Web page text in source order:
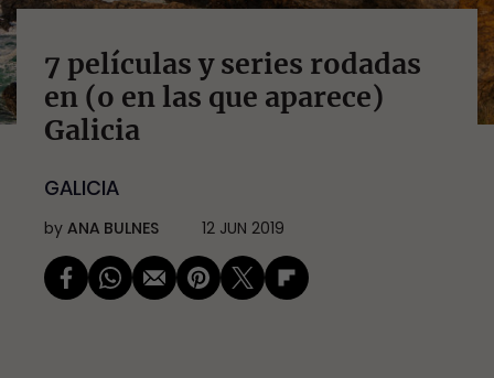
7 películas y series rodadas
en (o en las que aparece)
Galicia
GALICIA
by ANA BULNES 12 JUN 2019